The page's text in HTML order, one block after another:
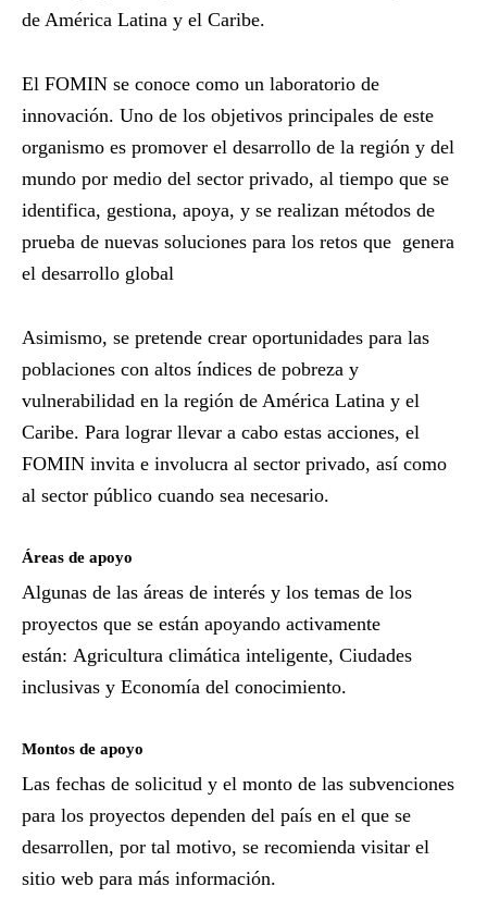
de América Latina y el Caribe.
El FOMIN se conoce como un laboratorio de
innovación. Uno de los objetivos principales de este
organismo es promover el desarrollo de la región y del
mundo por medio del sector privado, al tiempo que se
identifica, gestiona, apoya, y se realizan métodos de
prueba de nuevas soluciones para los retos que genera
el desarrollo global
Asimismo, se pretende crear oportunidades para las
poblaciones con altos índices de pobreza y
vulnerabilidad en la región de América Latina y el
Caribe. Para lograr llevar a cabo estas acciones, el
FOMIN invita e involucra al sector privado, así como
al sector público cuando sea necesario.
Áreas de apoyo
Algunas de las áreas de interés y los temas de los
proyectos que se están apoyando activamente
están: Agricultura climática inteligente, Ciudades
inclusivas y Economía del conocimiento.
Montos de apoyo
Las fechas de solicitud y el monto de las subvenciones
para los proyectos dependen del país en el que se
desarrollen, por tal motivo, se recomienda visitar el
sitio web para más información.